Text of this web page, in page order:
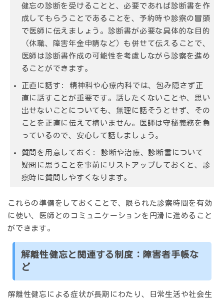
健忘の診断を受けることと、必要であれば診断書を作
成してもらうことであることを、予約時や診察の冒頭
で医師に伝えましょう。診断書が必要な具体的な目的
（休職、障害年金申請など）も併せて伝えることで、
医師は診断書作成の可能性を考慮しながら診察を進め
ることができます。
正直に話す:
精神科や心療内科では、包み隠さず正
直に話すことが重要です。話したくないことや、思い
出せないことについても、無理に話そうとせず、その
ことを正直に伝えて構いません。医師は守秘義務を負
っているので、安心して話しましょう。
質問を用意しておく:
診断や治療、診断書について
疑問に思うことを事前にリストアップしておくと、診
察時に質問しやすくなります。
これらの準備をしておくことで、限られた診察時間を有効
に使い、医師とのコミュニケーションを円滑に進めること
ができます。
解離性健忘と関連する制度：障害者手帳な
ど
解離性健忘による症状が長期にわたり、日常生活や社会生